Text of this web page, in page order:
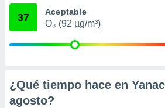
e
37 Aceptable
O₃ (92 µg/m³)
¿Qué tiempo hace en
agosto?